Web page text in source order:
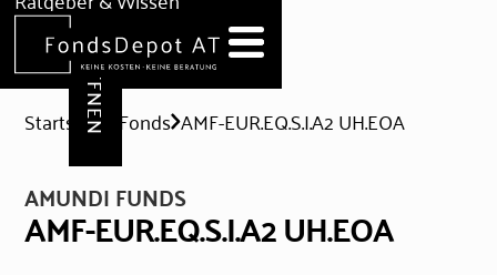
Hilfe & Formulare
DEPOT ERÖFFNEN
Startseite Fonds AMF-EUR.EQ.S.I.A2 UH.EOA
AMUNDI FUNDS
AMF-EUR.EQ.S.I.A2 UH.EOA